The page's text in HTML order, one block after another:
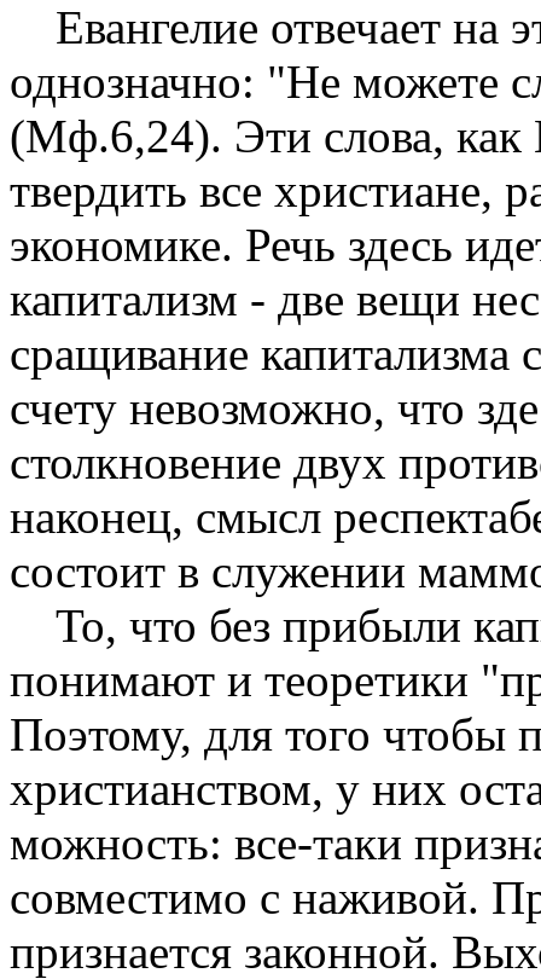
Евангелие отвечает на
однозначно: "Не можете
(Мф.6,24). Эти слова, как
твердить все
экономике. Речь здесь
капитализм - две вещи
сращивание
счету невозможно, что
столкновение двух
наконец, смысл
состоит в служении
То, что без прибыли
понимают и тео­ретики
Поэтому, для того чтобы
христианством, у них
можность: все-таки
совместимо с наживой.
признается законной.